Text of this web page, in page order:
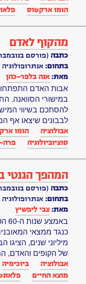
הומו ארקטוס
מהקוף לאדם
כתבה (פורסם בנובמבר,
בתחום: אנתרופולוגיה
מאת:אנה בלפר-כהן
אבות האדם התפתחו
במישורי הסוואנה.
להסתכם בשיווי
לבבונים שיצאו אף
אבולוציה הומו
סוציוביולוגיה
המהפך הגנטי
כתבה (פורסם בנובמבר,
בתחום: אנתרופולוגיה
מאת:צבי ליפשיץ
מיליוני שנים, הציגו
של הקופים והאדם,
אבולוציה ביוכימיה
מוצא החיים